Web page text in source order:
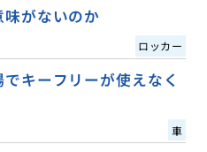
がないのか
ロッカー
キーフリーが使えなく
車